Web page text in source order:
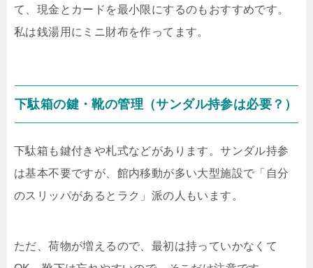
て、現金とカードを最小限にするのもおすすめです。
私は銭湯用にミニ財布を作ってます。
下駄箱の鍵・靴の管理（サンダル持参は必要？）
下駄箱も鍵付きや札式などがあります。サンダル持参
は基本不要ですが、館内移動が多い大型施設で「自分
のスリッパがあるとラク」派の人もいます。
ただ、荷物が増えるので、最初は持っていかなくて